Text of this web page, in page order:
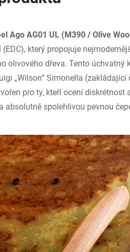
Ago AG01 UL (M390 / Olive
který propojuje
olivového dřeva. Tento úchvatný
„Wilson“ Simonella (zakládající
pro ty, kteří ocení diskrétnost
absolutně spolehlivou pevnou